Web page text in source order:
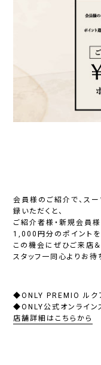
会員様のご紹介で、ス
録いただくと、
ご紹介者様・新規会員
1,000円分のポイント
この機会にぜひご来店
スタッフ一同心よりお
◆ONLY PREMIO ル
◆ONLY公式オンライ
店舗詳細はこちらから